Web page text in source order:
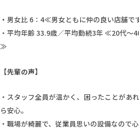
・ 男女比 6：4≪男女ともに仲の良い店舗で
・平均年齢 33.9歳／平均勤続3年 ≪20代〜
≫
【先輩の声】
・スタッフ全員が温かく、困ったことがあ
ら安心。
・職場が綺麗で、従業員思いの設備なので心